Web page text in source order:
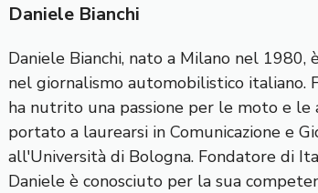
Daniele Bianchi
Daniele Bianchi, nato a Milano nel 1980,
nel giornalismo automobilistico italiano.
ha nutrito una passione per le moto e le
portato a laurearsi in Comunicazione e
all'Università di Bologna. Fondatore di
Daniele è conosciuto per la sua